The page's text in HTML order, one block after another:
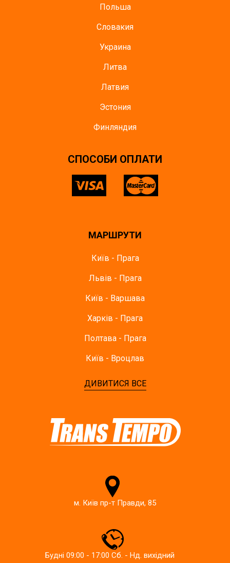
Польша
Словакия
Украина
Литва
Латвия
Эстония
Финляндия
СПОСОБИ ОПЛАТИ
МАРШРУТИ
Київ - Прага
Львів - Прага
Київ - Варшава
Харків - Прага
Полтава - Прага
Київ - Вроцлав
ДИВИТИСЯ ВСЕ
м. Київ пр-т Правди, 85
Будні 09:00 - 17:00 Сб. - Нд. вихідний